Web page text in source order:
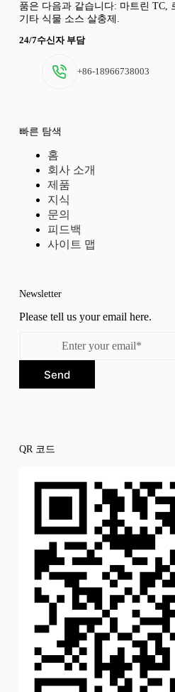
품은 다음과 같습니다: 마트린 TC,
기타 식물 소스 살충제.
24/7수신자 부담
+86-18966738003
빠른 탐색
홈
회사 소개
제품
지식
문의
피드백
사이트 맵
Newsletter
Please tell us your email here.
Send
QR 코드